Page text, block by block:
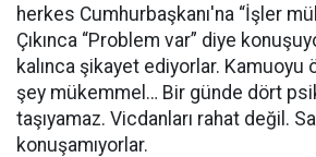
herkes Cumhurbaşkanı'na “İşler
Çıkınca “Problem var” diye
kalınca şikayet ediyorlar. Kamuoyu
şey mükemmel… Bir günde dört
taşıyamaz. Vicdanları rahat değil.
konuşamıyorlar.